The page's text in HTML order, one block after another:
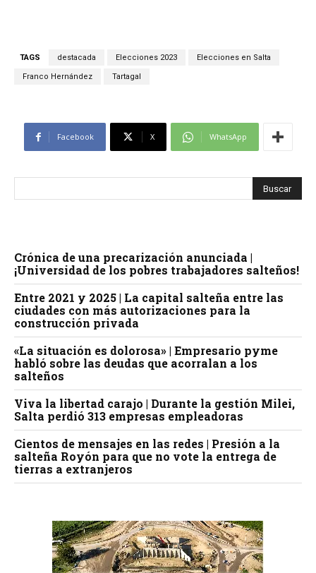
TAGS destacada Elecciones 2023 Elecciones en Salta
Franco Hernández Tartagal
Facebook X WhatsApp
Crónica de una precarización anunciada |
¡Universidad de los pobres trabajadores salteños!
Entre 2021 y 2025 | La capital salteña entre las
ciudades con más autorizaciones para la
construcción privada
«La situación es dolorosa» | Empresario pyme
habló sobre las deudas que acorralan a los
salteños
Viva la libertad carajo | Durante la gestión Milei,
Salta perdió 313 empresas empleadoras
Cientos de mensajes en las redes | Presión a la
salteña Royón para que no vote la entrega de
tierras a extranjeros